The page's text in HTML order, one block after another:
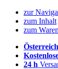
zur
zum Inhalt
zum
24 h